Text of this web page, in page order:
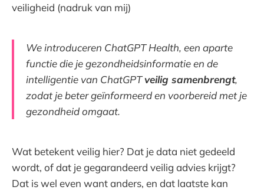
veiligheid (nadruk van mij)
We introduceren ChatGPT Health, een aparte
functie die je gezondheidsinformatie en de
intelligentie van ChatGPTveilig samenbrengt,
zodat je beter geïnformeerd en voorbereid met je
gezondheid omgaat.
Wat betekent veilig hier? Dat je data niet gedeeld
wordt, of dat je gegarandeerd veilig advies krijgt?
Dat is wel even want anders, en dat laatste kan